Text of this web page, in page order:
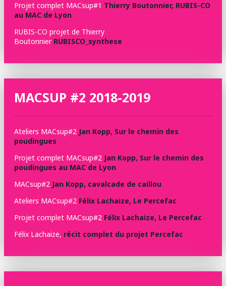
Projet complet MACsup#1 Thierry Boutonnier, RUBIS-CO
au MAC de Lyon
RUBIS-CO projet de Thierry
Boutonnier RUBISCO_synthese
MACSUP #2 2018-2019
Ateliers MACsup#2 Jan Kopp, Sur le chemin des
poudingues
Projet complet MACsup#2 Jan Kopp, Sur le chemin des
poudingues au MAC de Lyon
MACsup#2 Jan Kopp, cavalcade de caillou
Ateliers MACsup#2 Félix Lachaize, Le Percefac
Projet complet MACsup#2 Félix Lachaize, Le Percefac
Félix Lachaize, récit complet du projet Percefac